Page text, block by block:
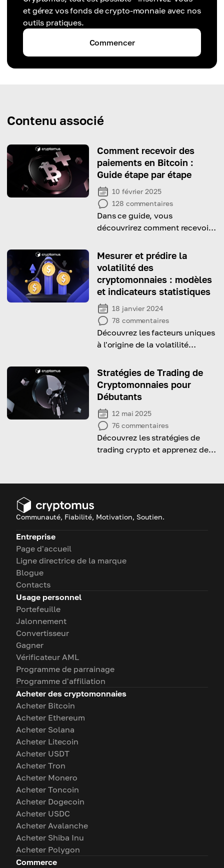
et gérez vos fonds de crypto-monnaie avec nos
outils pratiques.
Commencer
Contenu associé
Comment recevoir des
paiements en Bitcoin :
Guide étape par étape
10 février 2025
128 commentaires
Dans ce guide, vous
découvrirez comment recevoir
comment les envoyer.
Mesurer et prédire la
volatilité des
cryptomonnaies : modèles
et indicateurs statistiques
18 janvier 2024
78 commentaires
Découvrez les facteurs uniques
à l'origine de la volatilité
cryptomonnaies
Stratégies de Trading de
Cryptomonnaies pour
Débutants
12 mai 2025
76 commentaires
Découvrez les stratégies de
trading crypto et apprenez des
Communauté, Fiabilité, Motivation, Soutien.
Entreprise
Page d'accueil
Ligne directrice de la marque
Blogue
Contacts
Usage personnel
Portefeuille
Jalonnement
Convertisseur
Gagner
Vérificateur AML
Programme de parrainage
Programme d'affiliation
Acheter des cryptomonnaies
Acheter Bitcoin
Acheter Ethereum
Acheter Solana
Acheter Litecoin
Acheter USDT
Acheter Tron
Acheter Monero
Acheter Toncoin
Acheter Dogecoin
Acheter USDC
Acheter Avalanche
Acheter Shiba Inu
Acheter Polygon
Commerce